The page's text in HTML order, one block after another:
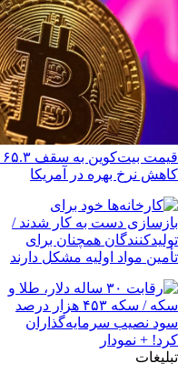
کاهش نرخ بهره در آمریکا
تبلیغات